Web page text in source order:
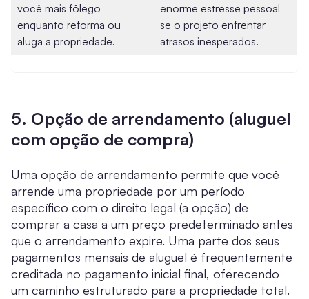
você mais fôlego
enquanto reforma ou
aluga a propriedade.
enorme estresse pessoal
se o projeto enfrentar
atrasos inesperados.
5. Opção de arrendamento (aluguel
com opção de compra)
Uma opção de arrendamento permite que você
arrende uma propriedade por um período
específico com o direito legal (a opção) de
comprar a casa a um preço predeterminado antes
que o arrendamento expire. Uma parte dos seus
pagamentos mensais de aluguel é frequentemente
creditada no pagamento inicial final, oferecendo
um caminho estruturado para a propriedade total.